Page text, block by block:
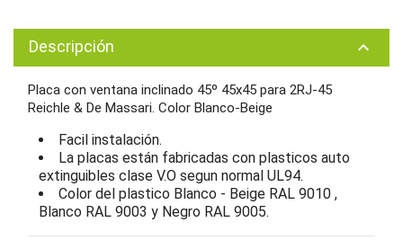
Descripción keyboard_arrow_up
Placa con ventana inclinado 45º 45x45 para 2RJ-45
Reichle & De Massari. Color Blanco-Beige
Facil instalación.
La placas están fabricadas con plasticos auto
extinguibles clase V.O segun normal UL94.
Color del plastico Blanco - Beige RAL 9010 ,
Blanco RAL 9003 y Negro RAL 9005.